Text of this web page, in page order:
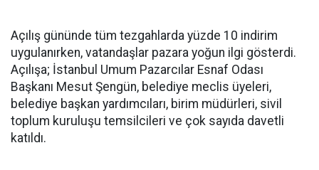
Açılış gününde tüm tezgahlarda yüzde 10 indirim
uygulanırken, vatandaşlar pazara yoğun ilgi gösterdi.
Açılışa; İstanbul Umum Pazarcılar Esnaf Odası
Başkanı Mesut Şengün, belediye meclis üyeleri,
belediye başkan yardımcıları, birim müdürleri, sivil
toplum kuruluşu temsilcileri ve çok sayıda davetli
katıldı.